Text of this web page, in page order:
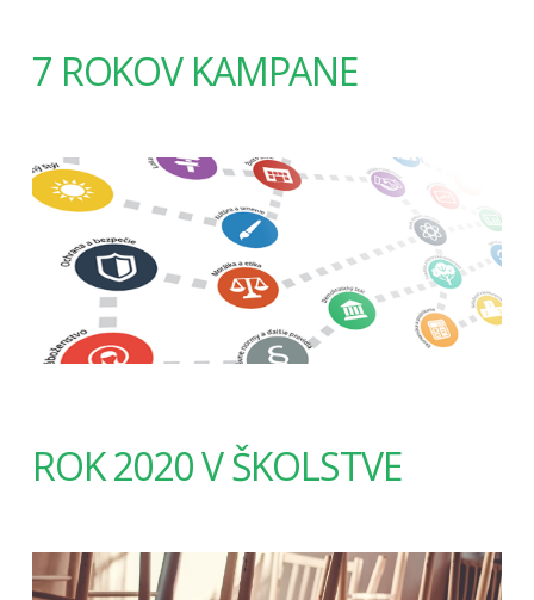
7 ROKOV KAMPANE
ROK 2020 V ŠKOLSTVE